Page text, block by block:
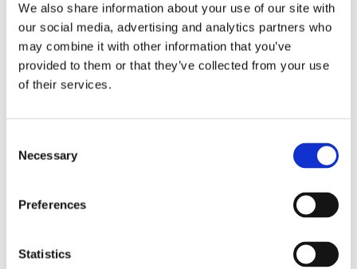
We also share information about your use of our site with
our social media, advertising and analytics partners who
may combine it with other information that you’ve
provided to them or that they’ve collected from your use
of their services.
Selection
Necessary
Preferences
Statistics
nybygge